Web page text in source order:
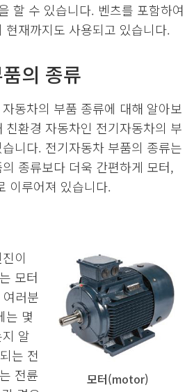
할 수 있습니다. 벤츠를 포함하여
현재까지도 사용되고 있습니다.
의 종류
동차의 부품 종류에 대해 알아보
친환경 자동차인 전기자동차의 부
니다. 전기자동차 부품의 종류는
종류보다 더욱 간편하게 모터,
이루어져 있습니다.
모터(motor)
이
모터
러분
는 몇
알
는 전
전륜